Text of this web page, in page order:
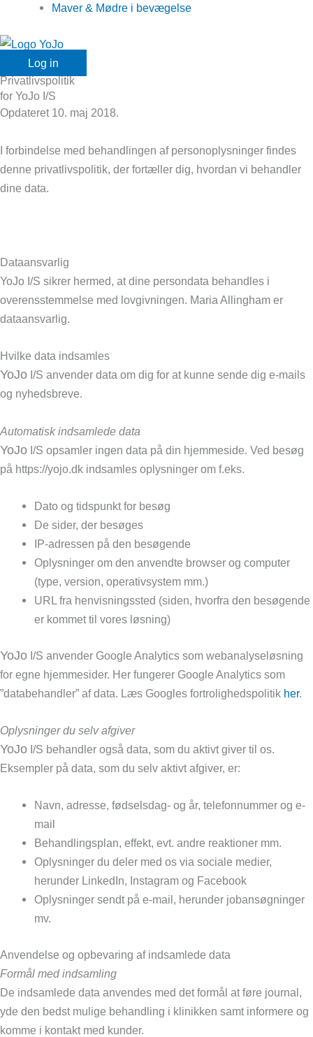
Maver & Mødre i bevægelse
Log in
Privatlivspolitik
for YoJo I/S
Opdateret 10. maj 2018.
I forbindelse med behandlingen af personoplysninger findes
denne privatlivspolitik, der fortæller dig, hvordan vi behandler
dine data.
Dataansvarlig
YoJo I/S sikrer hermed, at dine persondata behandles i
overensstemmelse med lovgivningen. Maria Allingham er
dataansvarlig.
Hvilke data indsamles
YoJo I/S anvender data om dig for at kunne sende dig e-mails
og nyhedsbreve.
Automatisk indsamlede data
YoJo I/S opsamler ingen data på din hjemmeside. Ved besøg
på https://yojo.dk indsamles oplysninger om f.eks.
Dato og tidspunkt for besøg
De sider, der besøges
IP-adressen på den besøgende
Oplysninger om den anvendte browser og computer
(type, version, operativsystem mm.)
URL fra henvisningssted (siden, hvorfra den besøgende
er kommet til vores løsning)
YoJo I/S anvender Google Analytics som webanalyseløsning
for egne hjemmesider. Her fungerer Google Analytics som
”databehandler” af data. Læs Googles fortrolighedspolitik her.
Oplysninger du selv afgiver
YoJo I/S behandler også data, som du aktivt giver til os.
Eksempler på data, som du selv aktivt afgiver, er:
Navn, adresse, fødselsdag- og år, telefonnummer og e-
mail
Behandlingsplan, effekt, evt. andre reaktioner mm.
Oplysninger du deler med os via sociale medier,
herunder LinkedIn, Instagram og Facebook
Oplysninger sendt på e-mail, herunder jobansøgninger
mv.
Anvendelse og opbevaring af indsamlede data
Formål med indsamling
De indsamlede data anvendes med det formål at føre journal,
yde den bedst mulige behandling i klinikken samt informere og
komme i kontakt med kunder.